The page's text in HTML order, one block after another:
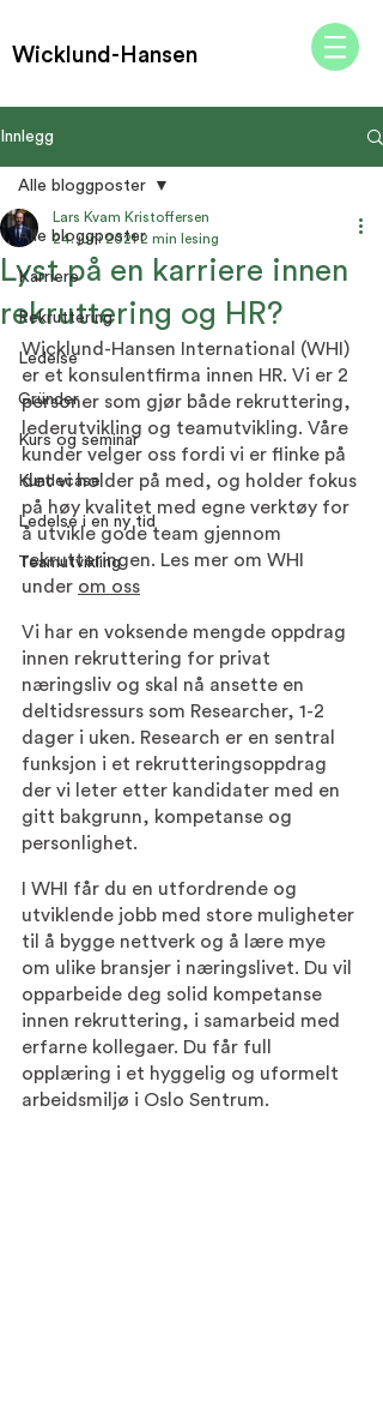
Wicklund-Hansen
Innlegg
Alle bloggposter
Karriere
Rekruttering
Ledelse
Gründer
Kurs og seminar
Kundecase
Ledelse i en ny tid
Teamutvikling
Alle bloggposter
Lyst på en karriere innen
rekruttering og HR?
Lars Kvam Kristoffersen
24. juni 2021 2 min lesing
Wicklund-Hansen International (WHI)
er et konsulentfirma innen HR. Vi er 2
personer som gjør både rekruttering,
lederutvikling og teamutvikling. Våre
kunder velger oss fordi vi er flinke på
det vi holder på med, og holder fokus
på høy kvalitet med egne verktøy for
å utvikle gode team gjennom
rekrutteringen. Les mer om WHI
under om oss
Vi har en voksende mengde oppdrag
innen rekruttering for privat
næringsliv og skal nå ansette en
deltidsressurs som Researcher, 1-2
dager i uken. Research er en sentral
funksjon i et rekrutteringsoppdrag
der vi leter etter kandidater med en
gitt bakgrunn, kompetanse og
personlighet.
I WHI får du en utfordrende og
utviklende jobb med store muligheter
til å bygge nettverk og å lære mye
om ulike bransjer i næringslivet. Du vil
opparbeide deg solid kompetanse
innen rekruttering, i samarbeid med
erfarne kollegaer. Du får full
opplæring i et hyggelig og uformelt
arbeidsmiljø i Oslo Sentrum.